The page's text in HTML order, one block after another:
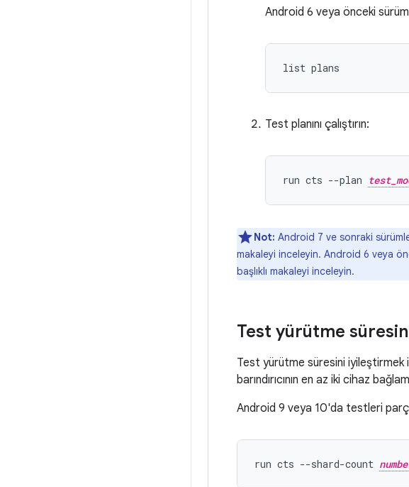
Android 6 veya önceki
Test planını çalıştırın:
run cts --plan
Not: Android 7 ve sonraki
makaleyi inceleyin. Android 6 veya
başlıklı makaleyi inceleyin.
Test yürütme
Test yürütme süresini
barındırıcının en az iki cihaz
Android 9 veya 10'da testleri
run cts --shard-count